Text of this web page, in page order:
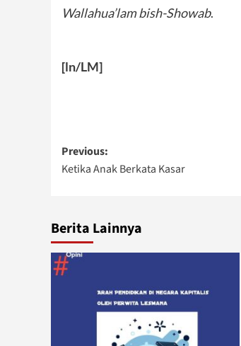
Wallahua’lam bish-Showab.
[ln/LM]
Post
navigation
Previous:
Ketika Anak Berkata Kasar
Berita Lainnya